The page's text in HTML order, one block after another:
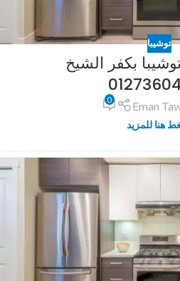
توشيبا
بكفر الشيخ
Eman
0
هنا للمزيد